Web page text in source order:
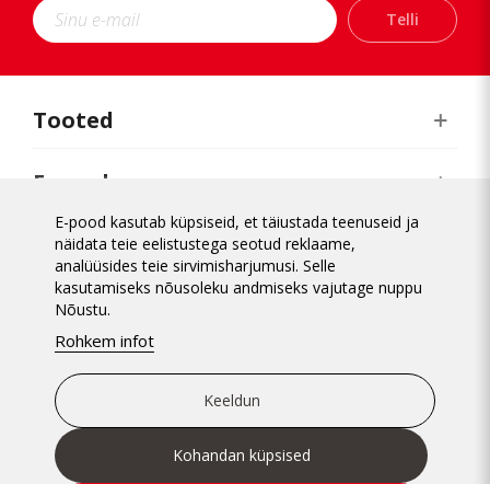
Kärdla Narva
Rapla Tabasalu
Telli
E-pood kasutab küpsiseid, et täiustada teenuseid ja
näidata teie eelistustega seotud reklaame,
analüüsides teie sirvimisharjumusi. Selle
kasutamiseks nõusoleku andmiseks vajutage nuppu
Nõustu.
Rohkem infot
Keeldun
Kohandan küpsised
Tooted
E-pood
Realiseerimiskeskus
Üldinfo